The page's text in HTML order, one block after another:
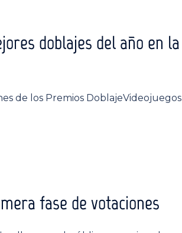
doblajes del año en la
de los Premios DoblajeVideojuegos
fase de votaciones